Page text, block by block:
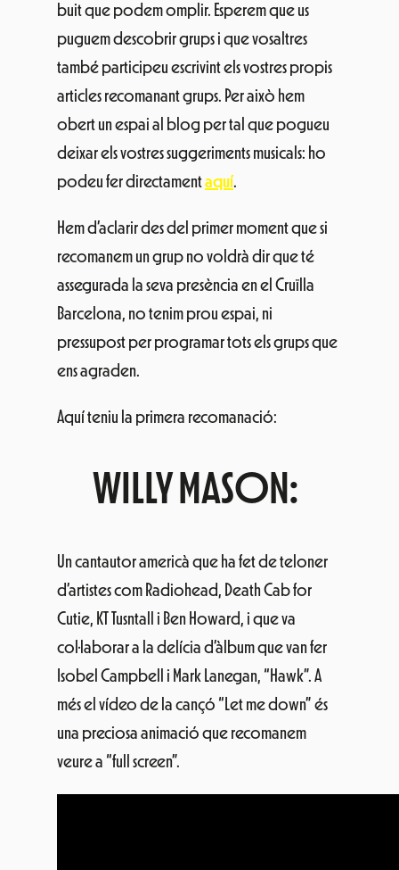
buit que podem omplir. Esperem que us
puguem descobrir grups i que vosaltres
també participeu escrivint els vostres propis
articles recomanant grups. Per això hem
obert un espai al blog per tal que pogueu
deixar els vostres suggeriments musicals: ho
podeu fer directamentaquí.
Hem d’aclarir des del primer moment que si
recomanem un grup no voldrà dir que té
assegurada la seva presència en el Cruïlla
Barcelona, no tenim prou espai, ni
pressupost per programar tots els grups que
ens agraden.
Aquí teniu la primera recomanació:
WILLY MASON:
Un cantautor americà que ha fet de teloner
d’artistes com Radiohead, Death Cab for
Cutie, KT Tusntall i Ben Howard, i que va
col·laborar a la delícia d’àlbum que van fer
Isobel Campbell i Mark Lanegan, “Hawk”. A
més el vídeo de la cançó “Let me down” és
una preciosa animació que recomanem
veure a “full screen”.